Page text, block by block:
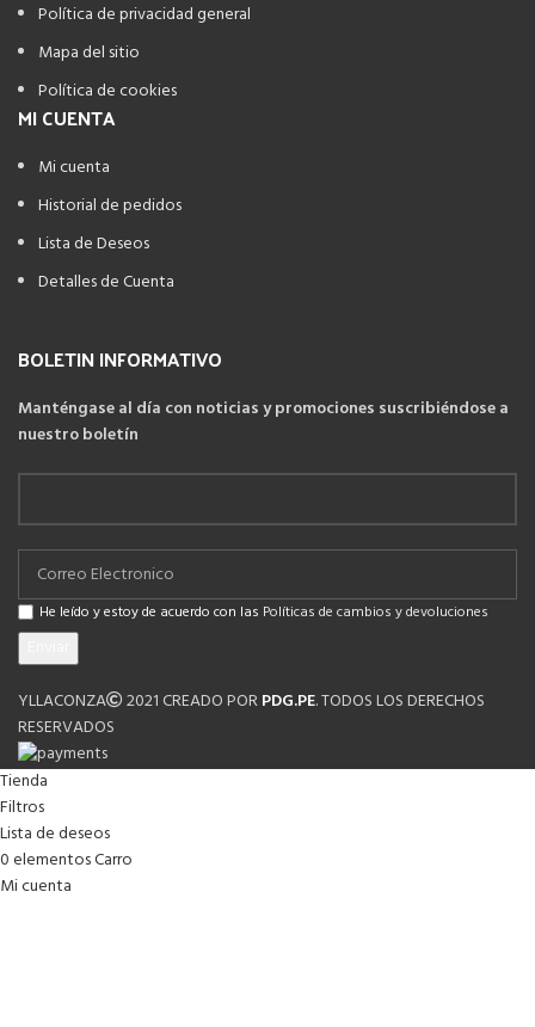
Política de privacidad general
Mapa del sitio
Política de cookies
MI CUENTA
Mi cuenta
Historial de pedidos
Lista de Deseos
Detalles de Cuenta
BOLETIN INFORMATIVO
Manténgase al día con noticias y promociones suscribiéndose a
nuestro boletín
He leído y estoy de acuerdo con las Políticas de cambios y devoluciones
YLLACONZA 2021 CREADO PORPDG.PE. TODOS LOS DERECHOS
RESERVADOS
Tienda
Filtros
Lista de deseos
0elementosCarro
Mi cuenta